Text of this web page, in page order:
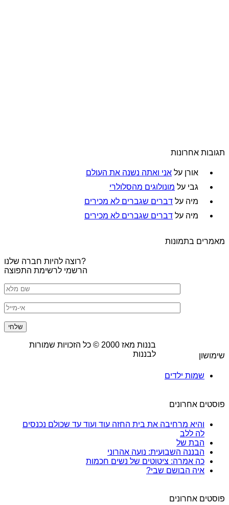
תגובות אחרונות
אורן על אני ואתה נשנה את העולם
גבי על מונולוגים מהסלולרי
מיה על דברים שגברים לא מכירים
מיה על דברים שגברים לא מכירים
מאמרים בתמונות
רוצה להיות חברה שלנו?
הרשמי לרשימת התפוצה
שימושון
שמות ילדים
פוסטים אחרונים
והיא מרחיבה את בית החזה עוד ועוד עד שכולם נכנסים
לה ללב
הבת של
הבננה השבועית: נועה אהרוני
כה אמרה: ציטוטים של נשים חכמות
איה הבושם שבי?
פוסטים אחרונים
בננות מאז2000 © כל הזכויות שמורות
לבננות